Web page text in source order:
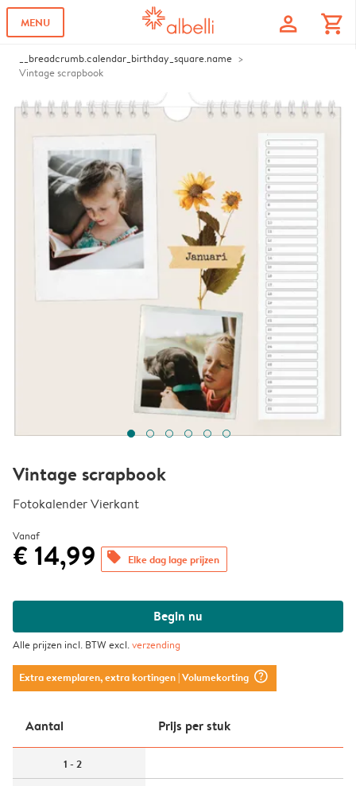
MENU profile shopping_cart
__breadcrumb.calendar_birthday_square.name
Vintage scrapbook
Vintage scrapbook
Fotokalender Vierkant
Vanaf
€ 14,99 offers Elke dag lage prijzen
Begin nu
Alle prijzen incl. BTW excl.verzending
Extra exemplaren, extra kortingen| Volumekorting question_mark_circle
Aantal Prijs per stuk
1 - 2